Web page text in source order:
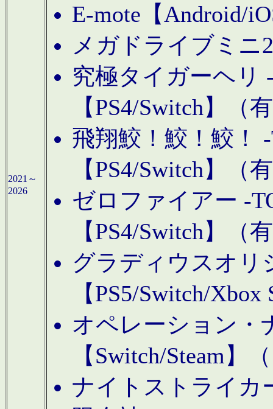
2021～
2026
E-mote【Android/
メガドライブミニ
究極タイガーヘリ
【PS4/Switch】（
飛翔鮫！鮫！鮫！
【PS4/Switch】（
ゼロファイアー -
【PS4/Switch】（
グラディウスオリ
【PS5/Switch/
オペレーション・
【Switch/Steam】
ナイトストライカ